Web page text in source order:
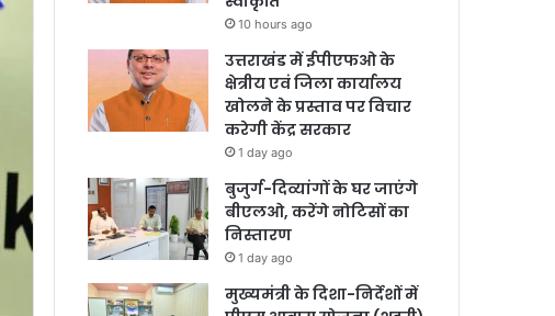
10 hours ago
उत्तराखंड में ईपीएफओ के
क्षेत्रीय एवं जिला कार्यालय
खोलने के प्रस्ताव पर विचार
करेगी केंद्र सरकार
1 day ago
बुजुर्ग-दिव्यांगों के घर जाएंगे
बीएलओ, करेंगे नोटिसों का
निस्तारण
1 day ago
मुख्यमंत्री के दिशा-निर्देशों में